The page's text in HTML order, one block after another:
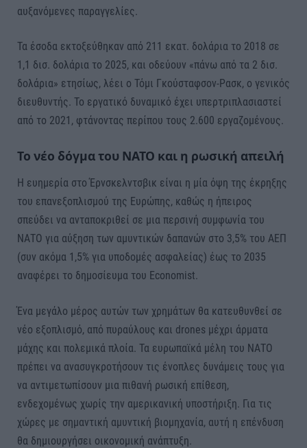
αυξανόμενες παραγγελίες.
Τα έσοδα εκτοξεύθηκαν από 211 εκατ. δολάρια το 2018 σε
1,1 δισ. δολάρια το 2025, και οδεύουν «πάνω από τα 2 δισ.
δολάρια» ετησίως, λέει ο Τόμι Γκούσταφσον-Ρασκ, ο γενικός
διευθυντής. Το εργατικό δυναμικό έχει υπερτριπλασιαστεί
από το 2021, φτάνοντας περίπου τους 2.600 εργαζομένους.
Το νέο δόγμα του ΝΑΤΟ και η ρωσική απειλή
Η ευημερία στο Έρνσκελντσβικ είναι η μία όψη της έκρηξης
του επανεξοπλισμού της Ευρώπης, καθώς η ήπειρος
σπεύδει να ανταποκριθεί σε μια περσινή συμφωνία του
ΝΑΤΟ για αύξηση των αμυντικών δαπανών στο 3,5% του ΑΕΠ
(συν ακόμα 1,5% για υποδομές ασφαλείας) έως το 2035
αναφέρει το δημοσίευμα του Economist.
Ένα μεγάλο μέρος αυτών των χρημάτων θα κατευθυνθεί σε
νέο εξοπλισμό, από πυραύλους και drones μέχρι άρματα
μάχης και πολεμικά πλοία. Τα ευρωπαϊκά μέλη του ΝΑΤΟ
πρέπει να ανασυγκροτήσουν τις ένοπλες δυνάμεις τους για
να αντιμετωπίσουν μια πιθανή ρωσική επίθεση,
ενδεχομένως χωρίς την αμερικανική υποστήριξη. Για τις
χώρες με σημαντική αμυντική βιομηχανία, αυτή η επένδυση
θα δημιουργήσει οικονομική ανάπτυξη.